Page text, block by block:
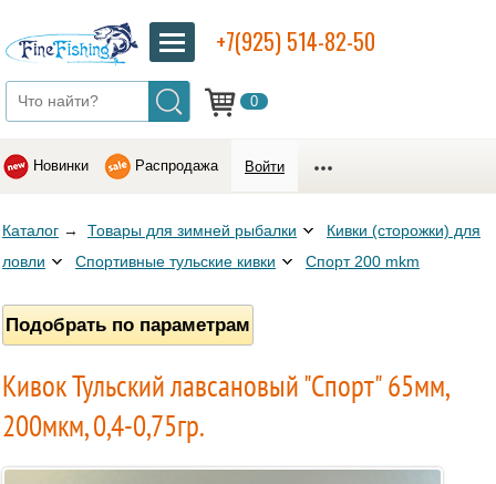
0
+7(925) 514-82-50
Новинки Распродажа Войти
Каталог → Товары для зимней рыбалки
Кивки (сторожки) для
ловли
Спортивные тульские кивки Спорт 200 mkm
Подобрать по параметрам
Кивок Тульский лавсановый "Спорт" 65мм,
200мкм, 0,4-0,75гр.